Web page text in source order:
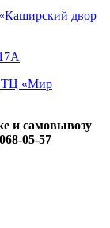
двор
ТЦ «Мир
и самовывозу
05-57